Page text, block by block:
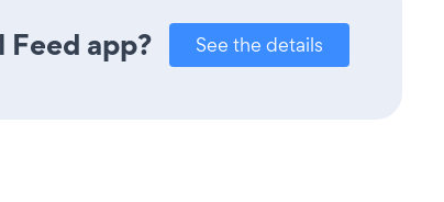
app? See the details